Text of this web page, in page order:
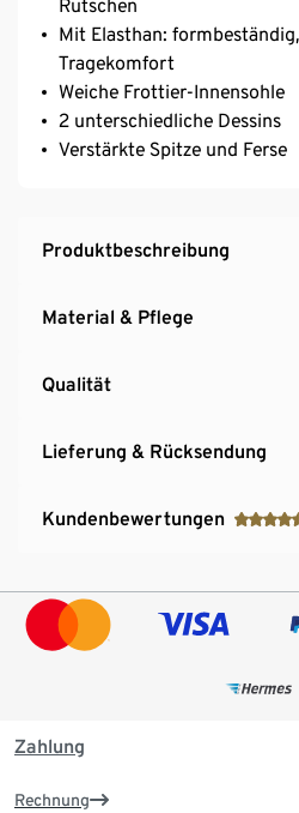
Rutschen
Mit Elasthan:
Tragekomfort
Weiche Frottier-Innensohle
2 unterschiedliche Dessins
Verstärkte Spitze und Ferse
Produktbeschreibung
Material & Pflege
Qualität
Lieferung & Rücksendung
Kundenbewertungen
Zahlung
Rechnung